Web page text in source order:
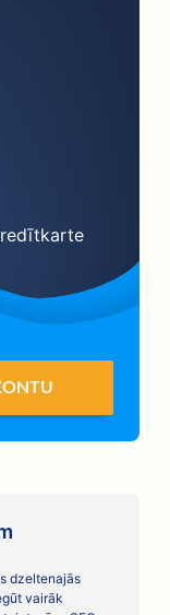
dzeltenajās
vairāk